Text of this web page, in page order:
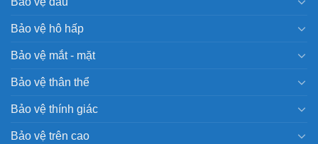
Bảo vệ hô hấp
Bảo vệ mắt - mặt
Bảo vệ thân thể
Bảo vệ thính giác
Bảo vệ trên cao